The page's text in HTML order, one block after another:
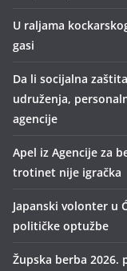
U raljama
gasi
Da li socijalna
udruženja,
agencije
Apel iz Agencije za
trotinet nije igračka
Japanski volonter u
političke optužbe
Župska berba 2026.